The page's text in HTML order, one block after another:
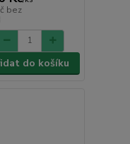
bez
do košíku